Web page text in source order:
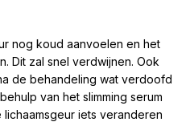
nog koud aanvoelen en het
Dit zal snel verdwijnen. Ook
de behandeling wat verdoofd
van het slimming serum
iets veranderen